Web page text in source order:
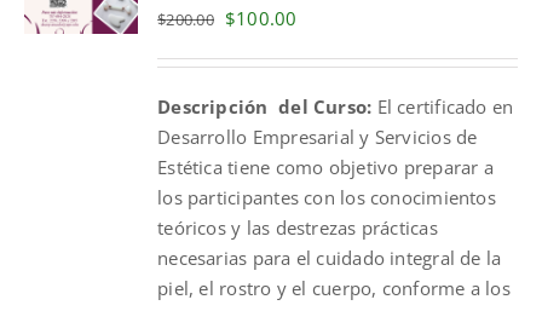
$200.00 Original
$200.00.
$100.00
$100.00.
Descripción del Curso: El certificado en
Desarrollo Empresarial y Servicios de
Estética tiene como objetivo preparar a
los participantes con los conocimientos
teóricos y las destrezas prácticas
necesarias para el cuidado integral de la
piel, el rostro y el cuerpo, conforme a los